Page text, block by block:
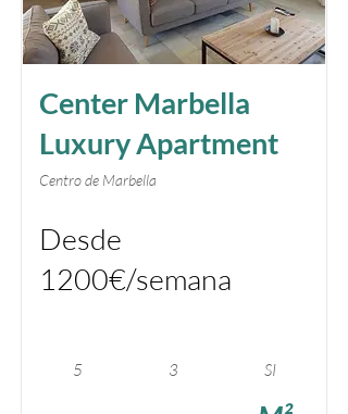
Center Marbella
Luxury Apartment
Centro de Marbella
Desde
1200€/semana
5 3 SI